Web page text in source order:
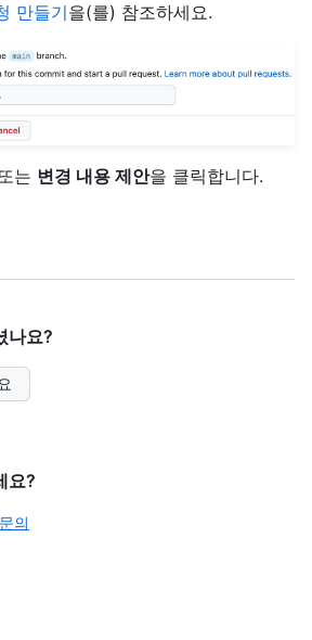
만들기을(를) 참조하세요.
는 변경 내용 제안을 클릭합니다.
나요?
요?
의